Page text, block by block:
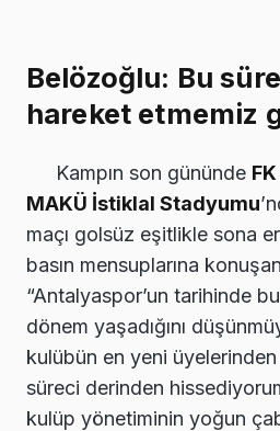
Belözoğlu: Bu
hareket etmemiz
Kampın son gününde
MAKÜ İstiklal Stadyumu
maçı golsüz eşitlikle sona
basın mensuplarına konuşan
“Antalyaspor’un tarihinde
dönem yaşadığını
kulübün en yeni
süreci derinden
kulüp yönetiminin yoğun